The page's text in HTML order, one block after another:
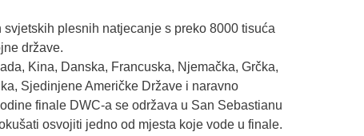
plesnih natjecanje s preko 8000 tisuća
države.
Kina, Danska, Francuska, Njemačka, Grčka,
Sjedinjene Američke Države i naravno
finale DWC-a se održava u San Sebastianu
osvojiti jedno od mjesta koje vode u finale.